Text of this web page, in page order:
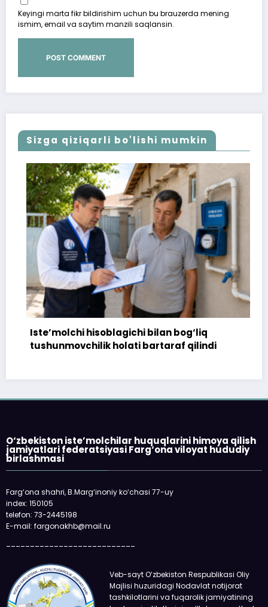
Keyingi marta fikr bildirishim uchun bu brauzerda mening
ismim, email va saytim manzili saqlansin.
Sizga qiziqarli bo'lishi mumkin
Iste’molchi hisoblagichi bilan bog‘liq
tushunmovchilik holati bartaraf qilindi
O‘zbekiston iste’molchilar huquqlarini himoya qilish
jamiyatlari federatsiyasi Farg‘ona viloyat hududiy
birlashmasi
Farg‘ona shahri, B.Marg‘inoniy ko‘chasi 77-uy
index: 150105
telefon: 73-2445198
E-mail: fargonakhb@mail.ru
Veb-sayt O‘zbekiston Respublikasi Oliy
Majlisi huzuridagi Nodavlat notijorat
tashkilotlarini va fuqarolik jamiyatining